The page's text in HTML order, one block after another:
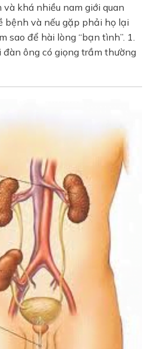
khá nhiều nam giới quan
bệnh và nếu gặp phải họ lại
sao để hài lòng “bạn tình”. 1.
ông có giọng trầm thường